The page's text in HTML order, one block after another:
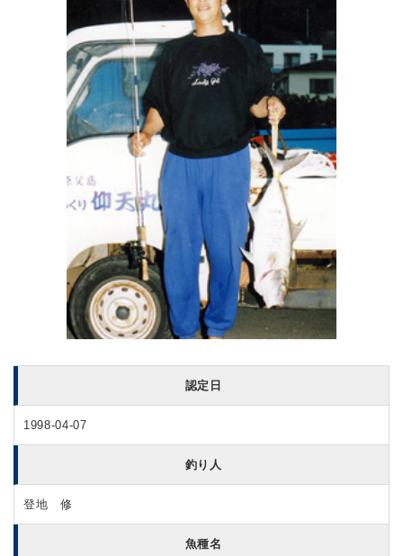
認定日
1998-04-07
釣り人
登地 修
魚種名